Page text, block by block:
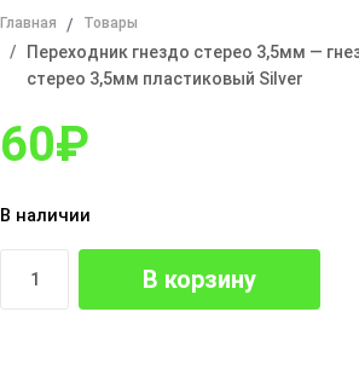
Главная Товары
Переходник гнездо стерео 3,5мм —
стерео 3,5мм пластиковый Silver
60₽
В наличии
В корзину